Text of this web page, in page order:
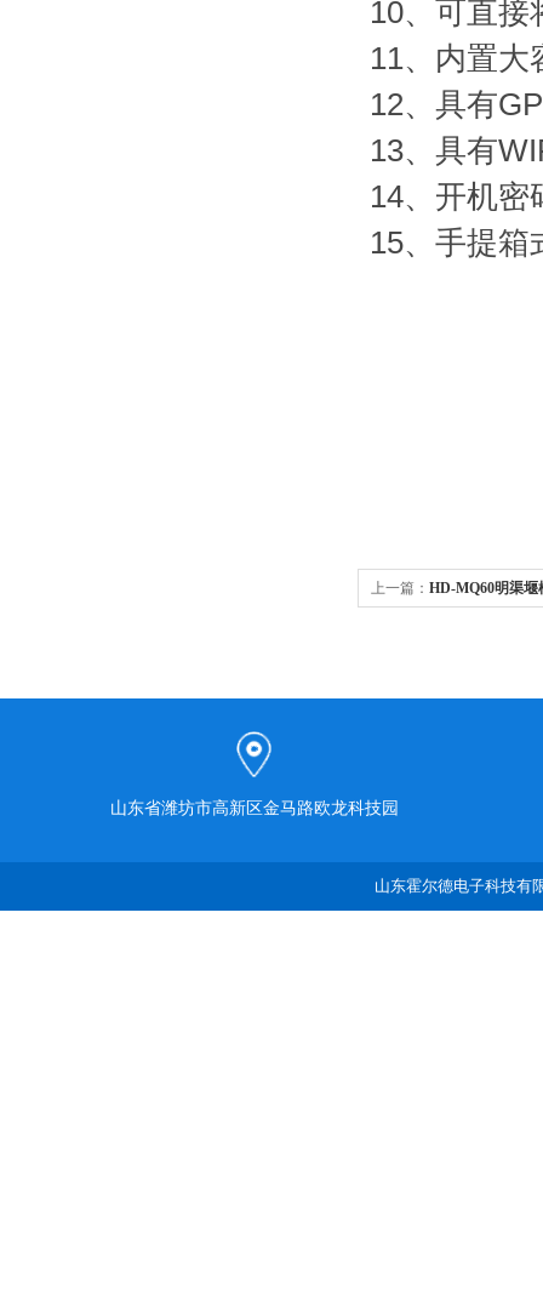
10、可直接
11、内置大
12、具有
13、具有
14、开机密
15、手提箱
上一篇： HD-MQ60明渠堰
山东省潍坊市高新区金马路欧龙科技园
山东霍尔德电子科技有